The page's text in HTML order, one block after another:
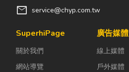
mail service@chyp.com.tw
SuperhiPage
關於我們
網站導覽
廣告媒體
線上媒體
戶外媒體